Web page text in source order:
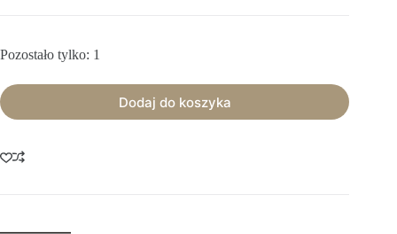
Pozostało tylko: 1
Dodaj do koszyka